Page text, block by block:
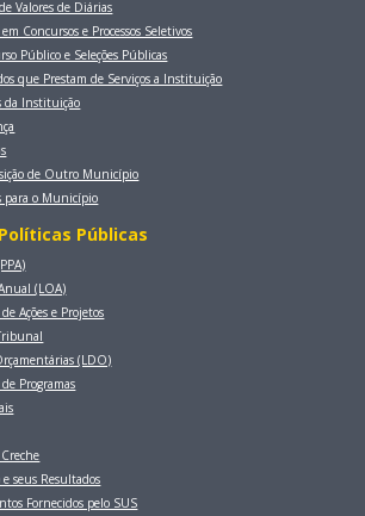
Valores de Diárias
Concursos e Processos Seletivos
Público e Seleções Públicas
que Prestam de Serviços a Instituição
da Instituição
de Outro Município
para o Município
Públicas
(LOA)
Ações e Projetos
(LDO)
Programas
seus Resultados
Fornecidos pelo SUS